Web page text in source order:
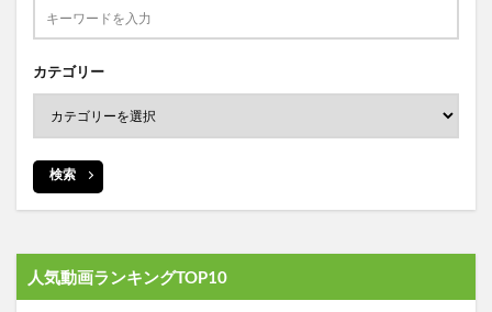
カテゴリー
検索
人気動画ランキングTOP10